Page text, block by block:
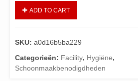
ADD TO CART
SKU: a0d16b5ba229
Categorieën: Facility, Hygiëne,
Schoonmaakbenodigdheden